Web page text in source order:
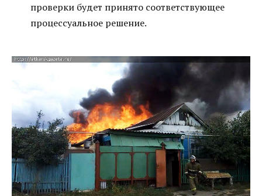
проверки будет принято соответствующее
процессуальное решение.